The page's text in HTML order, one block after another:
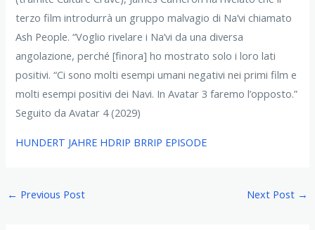
terzo film introdurrà un gruppo malvagio di Na’vi chiamato
Ash People. “Voglio rivelare i Na’vi da una diversa
angolazione, perché [finora] ho mostrato solo i loro lati
positivi. “Ci sono molti esempi umani negativi nei primi film e
molti esempi positivi dei Navi. In Avatar 3 faremo l’opposto.”
Seguito da Avatar 4 (2029)
HUNDERT JAHRE HDRIP BRRIP EPISODE
← Previous Post Next Post →